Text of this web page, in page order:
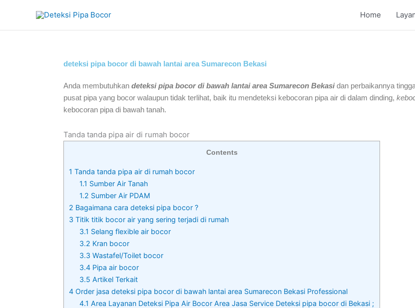
content
Home
deteksi pipa bocor di bawah lantai area Sumarecon Bekasi
Anda membutuhkan deteksi pipa bocor di bawah lantai area Sumarecon Bekasi dan perbaikannya
pusat pipa yang bocor walaupun tidak terlihat, baik itu mendeteksi kebocoran pipa air di dalam dinding,
kebocoran pipa di bawah tanah.
Tanda tanda pipa air di rumah bocor
Contents
1 Tanda tanda pipa air di rumah bocor
1.1 Sumber Air Tanah
1.2 Sumber Air PDAM
2 Bagaimana cara deteksi pipa bocor ?
3 Titik titik bocor air yang sering terjadi di rumah
3.1 Selang flexible air bocor
3.2 Kran bocor
3.3 Wastafel/Toilet bocor
3.4 Pipa air bocor
3.5 Artikel Terkait
4 Order jasa deteksi pipa bocor di bawah lantai area Sumarecon Bekasi Professional
4.1 Area Layanan Deteksi Pipa Air Bocor Area Jasa Service Deteksi pipa bocor di Bekasi ;